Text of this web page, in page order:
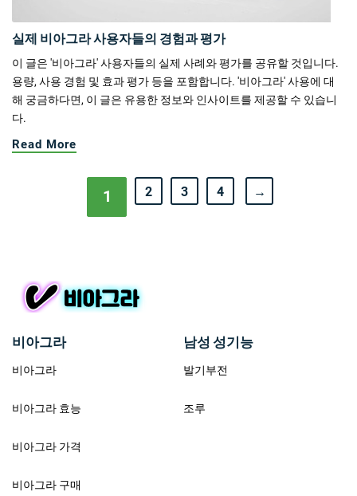
실제 비아그라 사용자들의 경험과 평가
이 글은 '비아그라' 사용자들의 실제 사례와 평가를 공유할 것입니다.
용량, 사용 경험 및 효과 평가 등을 포함합니다. '비아그라' 사용에 대
해 궁금하다면, 이 글은 유용한 정보와 인사이트를 제공할 수 있습니
다.
Read More
1 2 3 4 →
비아그라
비아그라
비아그라 효능
비아그라 가격
비아그라 구매
남성 성기능
발기부전
조루